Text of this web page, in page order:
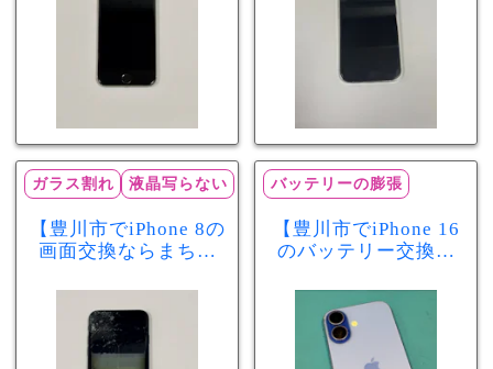
ガラス割れ 液晶写らない
【豊川市でiPhone 8の
画面交換ならまちス
れ・液晶不良も当日
60分で修理可能！
バッテリーの膨張
【豊川市でiPhone 16
のバッテリー交換な
少し膨張したバッテ
リーも当日90分で安
心修理！